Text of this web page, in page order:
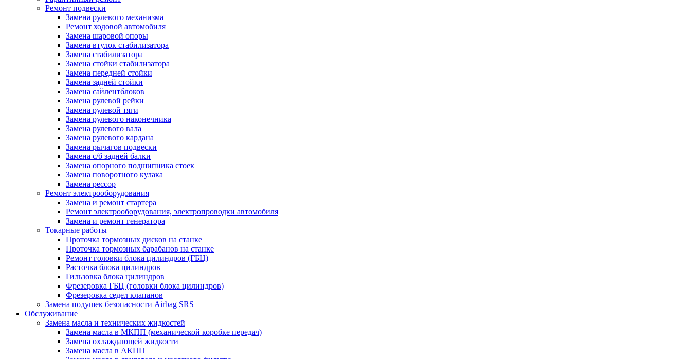
Ремонт подвески
Замена рулевого механизма
Ремонт ходовой автомобиля
Замена шаровой опоры
Замена втулок стабилизатора
Замена стабилизатора
Замена стойки стабилизатора
Замена передней стойки
Замена задней стойки
Замена сайлентблоков
Замена рулевой рейки
Замена рулевой тяги
Замена рулевого наконечника
Замена рулевого вала
Замена рулевого кардана
Замена рычагов подвески
Замена с/б задней балки
Замена опорного подшипника стоек
Замена поворотного кулака
Замена рессор
Ремонт электрооборудования
Замена и ремонт стартера
Ремонт электрооборудования, электропроводки автомобиля
Замена и ремонт генератора
Токарные работы
Проточка тормозных дисков на станке
Проточка тормозных барабанов на станке
Ремонт головки блока цилиндров (ГБЦ)
Расточка блока цилиндров
Гильзовка блока цилиндров
Фрезеровка ГБЦ (головки блока цилиндров)
Фрезеровка седел клапанов
Замена подушек безопасности Airbag SRS
Обслуживание
Замена масла и технических жидкостей
Замена масла в МКПП (механической коробке передач)
Замена охлаждающей жидкости
Замена масла в АКПП